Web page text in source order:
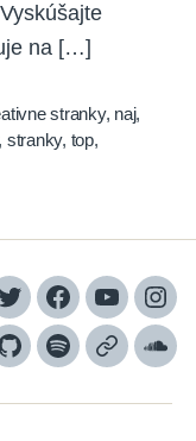
na […]
stranky, naj,
stranky, top,
TwitterFacebook
YouTube
GitHubSpotifyApple